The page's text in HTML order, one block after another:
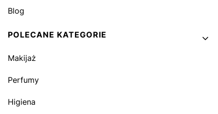
Blog
POLECANE KATEGORIE
Makijaż
Perfumy
Higiena